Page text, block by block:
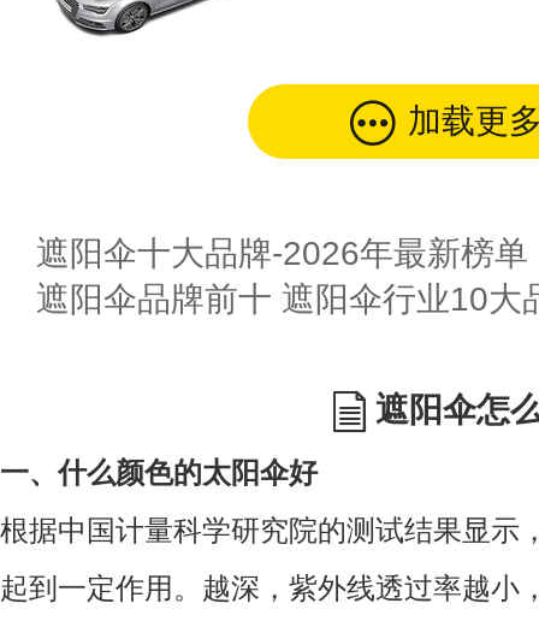
加载更
遮阳伞十大品牌-2026年最新榜单
遮阳伞品牌前十 遮阳伞行业10大
遮阳伞怎
一、什么颜色的太阳伞好
根据中国计量科学研究院的测试结果显示
起到一定作用。越深，紫外线透过率越小